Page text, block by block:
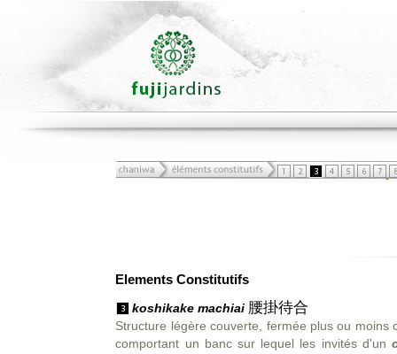
Elements Constitutifs
koshikake machiai 腰掛待合
Structure légère couverte, fermée plus ou moins
comportant un banc sur lequel les invités d'un